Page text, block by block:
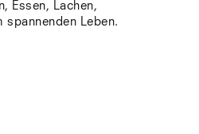
Essen, Lachen,
spannenden Leben.